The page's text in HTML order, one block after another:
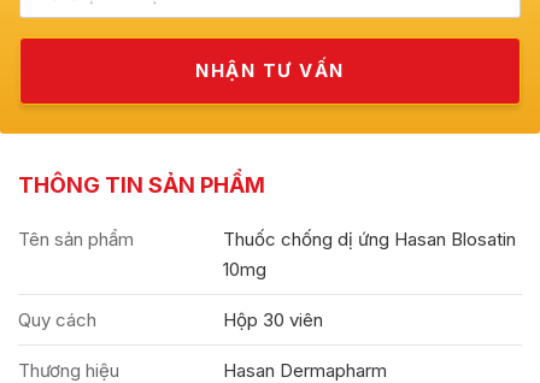
THÔNG TIN SẢN PHẨM
Tên sản phẩm
Thuốc chống dị ứng Hasan Blosatin
10mg
Quy cách Hộp 30 viên
Thương hiệu Hasan Dermapharm